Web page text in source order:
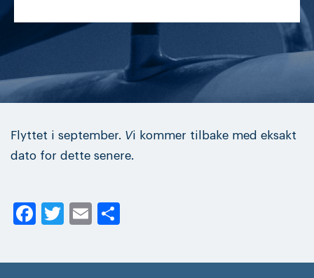
Flyttet i september. Vi kommer tilbake med eksakt
dato for dette senere.
Facebook
Twitter
Email